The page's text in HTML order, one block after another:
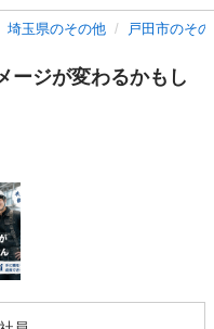
埼玉県のその他 戸田市のそ
ージが変わるかもし